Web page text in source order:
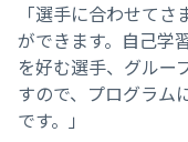
「選手に合わせて
ができます。自己学
を好む選手、グルー
すので、プログラム
です。」